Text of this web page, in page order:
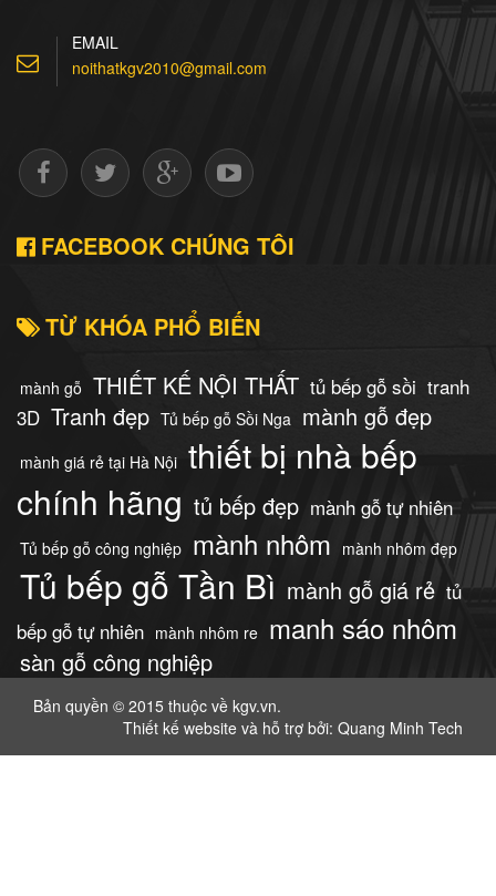
Tủ bếp Inox Cánh
Đặt mua
EMAIL
noithatkgv2010@gmail.com
FACEBOOK CHÚNG TÔI
TỪ KHÓA PHỔ BIẾN
mành gỗ THIẾT KẾ NỘI THẤT tủ bếp gỗ sồi tranh
3D Tranh đẹp Tủ bếp gỗ Sồi Nga mành gỗ đẹp
mành giá rẻ tại Hà Nội thiết bị nhà bếp
chính hãng tủ bếp đẹp mành gỗ tự nhiên
Tủ bếp gỗ công nghiệp mành nhôm mành nhôm đẹp
Tủ bếp gỗ Tần Bì mành gỗ giá rẻ tủ
bếp gỗ tự nhiên mành nhôm re manh sáo nhôm
sàn gỗ công nghiệp
Bản quyền © 2015 thuộc về kgv.vn.
Thiết kế website và hỗ trợ bởi: Quang Minh Tech